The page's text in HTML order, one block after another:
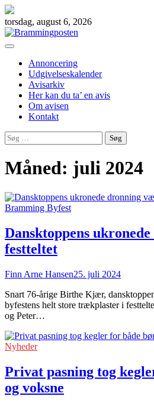
Skip
to
content
torsdag, august 6, 2026
Annoncering
Udgivelseskalender
Avisarkiv
Her kan du ta’ en avis
Om avisen
Kontakt
Søg
efter:
Måned: juli 2024
Bramming Byfest
Dansktoppens
festteltet
Finn Arne Hansen25. juli 2024
Snart 76-årige Birthe Kjær,
byfestens helt store trækplaster i
og Peter…
Nyheder
Privat pasning tog
og voksne